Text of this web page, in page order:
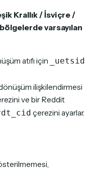
Krallık / İsviçre /
varsayılan
atıfı için _uetsid
ilişkilendirmesi
ve bir Reddit
çerezini ayarlar.